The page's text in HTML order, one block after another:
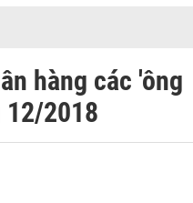
hàng các 'ông
12/2018